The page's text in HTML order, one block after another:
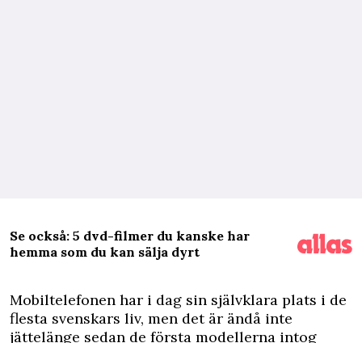
Se också: 5 dvd-filmer du kanske har
hemma som du kan sälja dyrt
Mobiltelefonen har i dag sin självklara plats i de
flesta svenskars liv, men det är ändå inte
jättelänge sedan de första modellerna intog